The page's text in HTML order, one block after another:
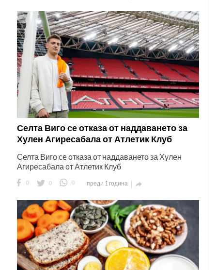
Селта Виго се отказа от наддаването за
Хулен Агиресабала от Атлетик Клуб
Селта Виго се отказа от наддаването за Хулен
Агиресабала от Атлетик Клуб
0 0 0 преди 1 година 